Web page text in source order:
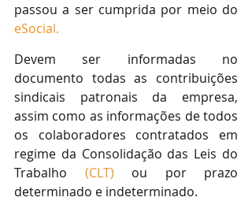
eSocial.
Devem ser informadas no
documento todas as contribuições
sindicais patronais da empresa,
assim como as informações de todos
os colaboradores contratados em
regime da Consolidação das Leis do
Trabalho (CLT) ou por prazo
determinado e indeterminado.